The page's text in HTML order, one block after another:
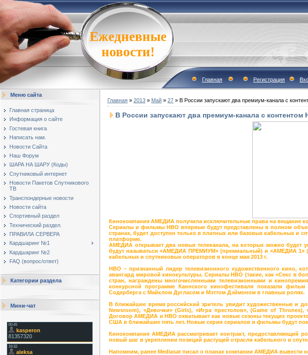
Ежедневные
новости!
Главная Регистрация
Меню сайта
Главная страница
Информация о сайте
Гостевая книга
Написать нам.
Новости Сайта
Наш Форум
ШАРА НА ШАРУ (Коды)
Спутниковый интернет
Новости Пакетов Спутникового
ТВ
Транспондерные новости
Новости сайта
Спортивный раздел
Технический раздел.
ПРАВИЛА СЕРВЕРА
Кардшаринг №1
Кардшаринг №2
FAQ (вопрос/ответ)
Категории раздела
Мини-чат
Главная » 2013 » Май » 27 » В России запускают два премиум-канала с
В России запускают два премиум-канала с контентом
Кинокомпания АМЕДИА получила исключительные права на вещание
Сериалы и фильмы НВО впервые будут представлены в полном
странах, будет доступен только в платных или базовых кабельных и
платформе.
АМЕДИА открывает два новых телеканала, на которых можно
будут называться «АМЕДИА ПРЕМИУМ» (премиальный) и «АМЕДИА 1»
кабельных и спутниковых операторов в конце мая 2013 г.
НВО – признанный лидер телевизионного художественного кино,
авангард мировой кинокультуры. Сериалы НВО (такие, как «Секс в
стран, награждены многочисленными телевизионными и
конкурсной программе Каннского кинофестиваля показали
Содерберга с Майклом Дугласом и Мэттом Дэймоном в главных ролях.
В ближайшее время российский зритель увидит художественные и
Newsroom), «Девочки» (Girls), «Игра престолов», (Game of
Договор АМЕДИА и НВО охватывает как новые сезоны текущих
США в ближайшие пять лет. Новые серии сериалов и фильмы будут
Кинокомпания АМЕДИА рассматривает контракт, предоставляющий
новый шаг в укреплении позиций растущей отрасли кабельного и
Напомним, ранее Mediasat писал о планах компании АМЕДИА вывести